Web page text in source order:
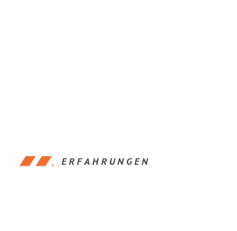
ERFAHRUNGEN